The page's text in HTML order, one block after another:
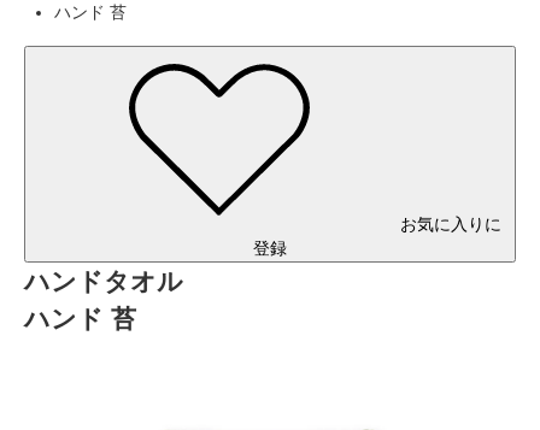
ハンド 苔
お気に入りに
登録
ハンドタオル
ハンド 苔